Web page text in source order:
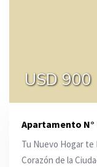
USD 900
Apartamento N°
Tu Nuevo Hogar te
Corazón de la